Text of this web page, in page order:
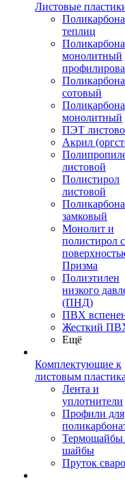
Листовые
теплиц
монолитный
сотовый
монолитный
ПЭТ
Акрил
листовой
Полистирол
листовой
замковый
Монолит и
полистирол с
Призма
Полиэтилен
низкого
(ПНД)
ПВХ
Жесткий
Ещё
Комплектующие к
листовым
Лента и
уплотнители
Профили для
Термошайбы
шайбы
Пруток